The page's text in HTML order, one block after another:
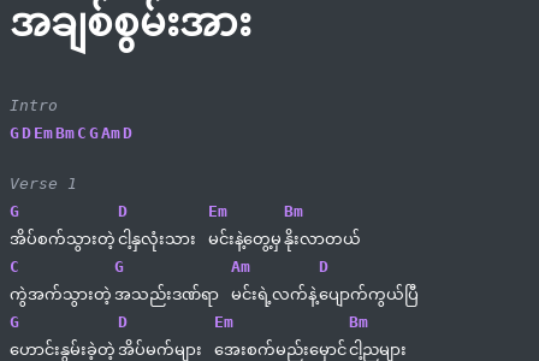
အချစ်စွမ်းအား
Intro
GD EmBm C GAmD
Verse 1
G
အိပ်စက်သွားတဲ့
D
ငါ့နှလုံးသား
Em
မင်းနဲ့တွေ့မှ
Bm
နိုးလာတယ်
C
ကွဲအက်သွားတဲ့
G
အသည်းဒဏ်ရာ
Am
မင်းရဲ့လက်နဲ့
D
ပျောက်ကွယ်ပြီ
G
ဟောင်းနွမ်းခဲ့တဲ့
D
အိပ်မက်များ
Em
အေးစက်မည်းမှောင်
Bm
ငါ့ညများ